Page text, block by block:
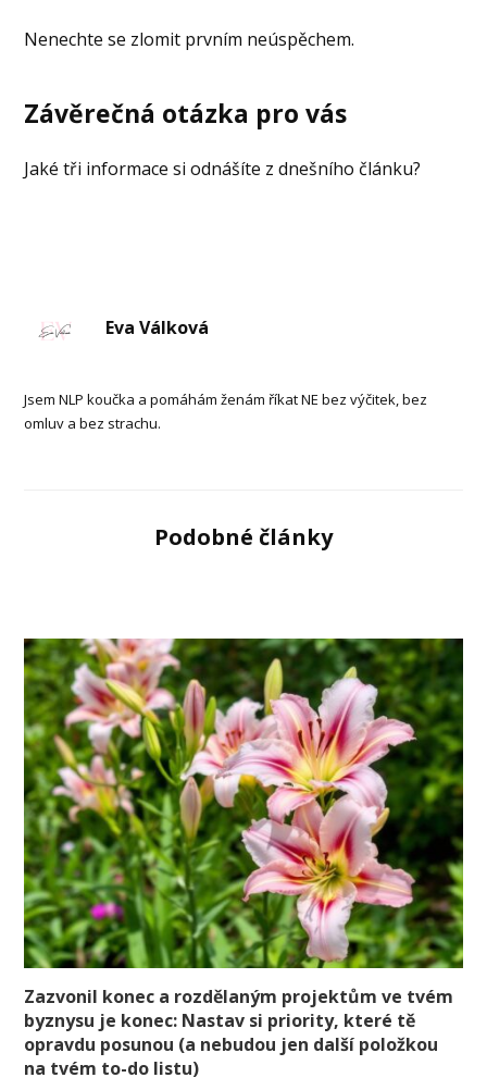
Nenechte se zlomit prvním neúspěchem.
Závěrečná otázka pro vás
Jaké tři informace si odnášíte z dnešního článku?
Eva Válková
Jsem NLP koučka a pomáhám ženám říkat NE bez výčitek, bez
omluv a bez strachu.
Podobné články
Zazvonil konec a rozdělaným projektům ve tvém
byznysu je konec: Nastav si priority, které tě
opravdu posunou (a nebudou jen další položkou
na tvém to-do listu)